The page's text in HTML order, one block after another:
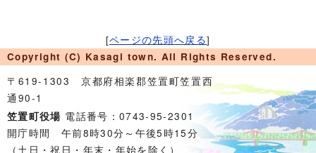
[ページの先頭へ戻る]
Copyright (C) Kasagi town. All Rights Reserved.
〒619-1303 京都府相楽郡笠置町笠置西
通90-1
笠置町役場 電話番号：0743-95-2301
開庁時間 午前8時30分～午後5時15分
（土日・祝日・年末・年始を除く）